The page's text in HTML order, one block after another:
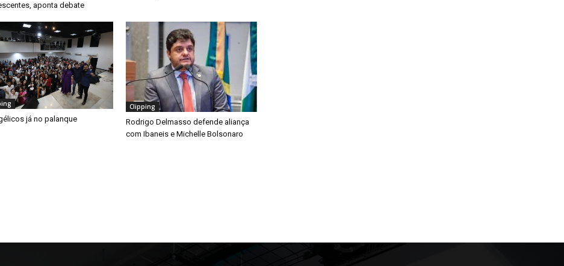
aponta debate
já no palanque
Clipping
Rodrigo Delmasso defende aliança
com Ibaneis e Michelle Bolsonaro